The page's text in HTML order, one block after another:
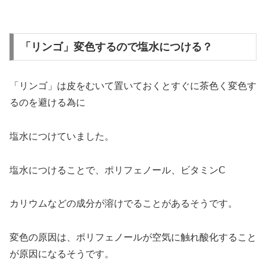
「リンゴ」変色するので塩水につける？
「リンゴ」は皮をむいて置いておくとすぐに茶色く変色す
るのを避ける為に
塩水につけていました。
塩水につけることで、ポリフェノール、ビタミンⅭ
カリウムなどの成分が溶けでることがあるそうです。
変色の原因は、ポリフェノールが空気に触れ酸化すること
が原因になるそうです。